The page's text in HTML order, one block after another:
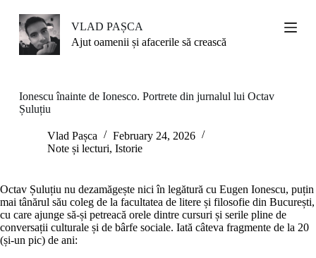
S
k
o
VLAD PAȘCA
Ajut oamenii și afacerile să crească
Ionescu înainte de Ionesco. Portrete din jurnalul lui Octav
Șuluțiu
Vlad Pașca
February 24, 2026
Note și lecturi, Istorie
Octav Șuluțiu nu dezamăgește nici în legătură cu Eugen Ionescu, puțin
mai tânărul său coleg de la facultatea de litere și filosofie din București,
cu care ajunge să-și petreacă orele dintre cursuri și serile pline de
conversații culturale și de bârfe sociale. Iată câteva fragmente de la 20
(și-un pic) de ani: